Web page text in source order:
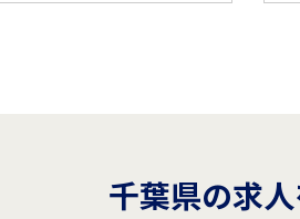
千葉県の求